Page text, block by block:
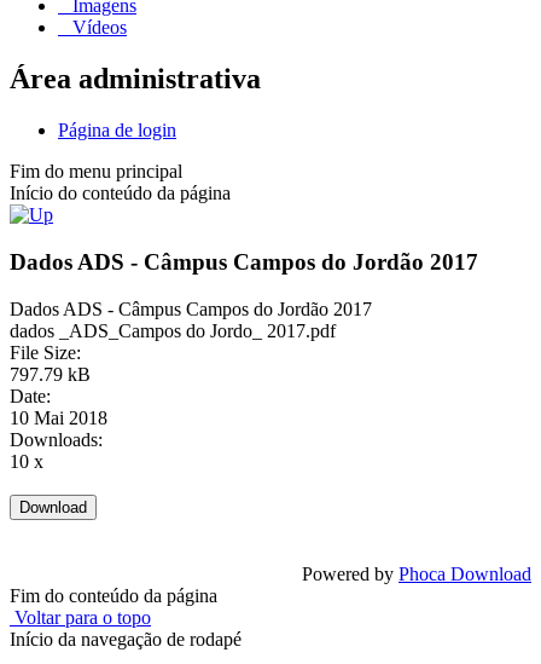
Imagens
Vídeos
Área administrativa
Página de login
Fim do menu principal
Início do conteúdo da página
Dados ADS - Câmpus Campos do Jordão 2017
Dados ADS - Câmpus Campos do Jordão 2017
dados _ADS_Campos do Jordo_ 2017.pdf
File Size:
797.79 kB
Date:
10 Mai 2018
Downloads:
10 x
Powered by Phoca Download
Fim do conteúdo da página
Voltar para o topo
Início da navegação de rodapé